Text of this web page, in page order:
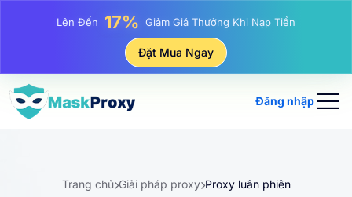
Lên Đến 25% Giảm Giá Khi Mua Hàng IP Tĩnh
Giảm Giá Khi Mua Hàng IP Luân Phiên
Đặt Mua Ngay
Đăng nhập
Trang chủ Giải pháp proxy Proxy luân phiên